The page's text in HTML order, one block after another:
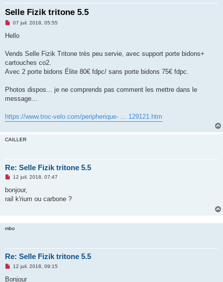
Selle Fizik tritone 5.5
M
s
g
n
o
u
07 juil. 2018, 05:55
Hello
Vends Selle Fizik Tritone très peu servie, avec support porte bidons+
cartouches co2.
Avec 2 porte bidons Élite 80€ fdpc/ sans porte bidons 75€ fdpc.
Photos dispos... je ne comprends pas comment les mettre dans le
message...
https://www.troc-velo.com/peripherique- ... 129121.htm
CAILLER
Re: Selle Fizik tritone 5.5
M
s
a
o
n
12 juil. 2018, 07:47
bonjour,
rail k'rium ou carbone ?
mbo
Re: Selle Fizik tritone 5.5
M
s
12 juil. 2018, 09:15
Bonjour